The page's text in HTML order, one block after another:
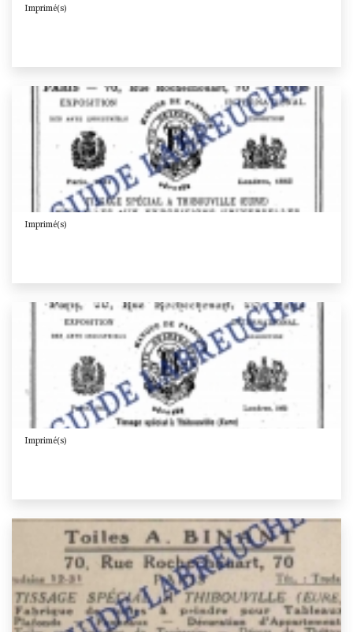
Imprimé(s)
Imprimé(s)
Imprimé(s)